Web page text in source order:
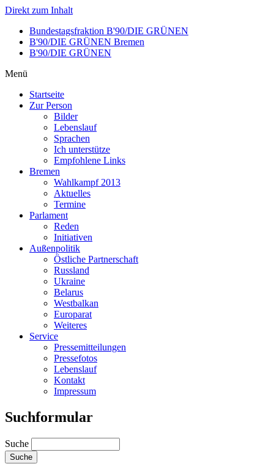
Direkt zum Inhalt
Bundestagsfraktion B'90/DIE GRÜNEN
B'90/DIE GRÜNEN Bremen
B'90/DIE GRÜNEN
Menü
Startseite
Zur Person
Bilder
Lebenslauf
Sprachen
Ich unterstütze
Empfohlene Links
Bremen
Wahlkampf 2013
Aktuelles
Termine
Parlament
Reden
Initiativen
Außenpolitik
Östliche Partnerschaft
Russland
Ukraine
Belarus
Westbalkan
Europarat
Weiteres
Service
Pressemitteilungen
Pressefotos
Lebenslauf
Kontakt
Impressum
Suchformular
Suche